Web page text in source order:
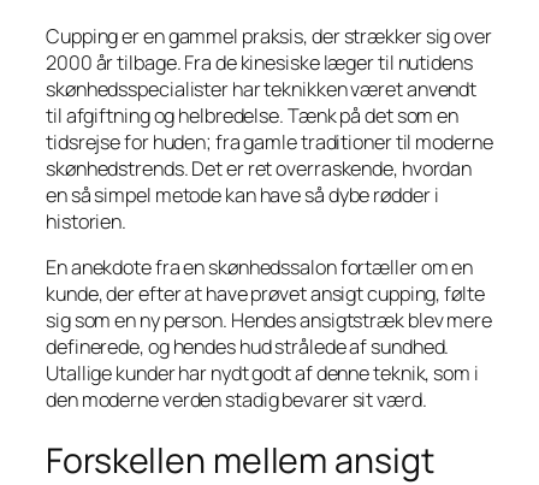
Cupping er en gammel praksis, der strækker sig over
2000 år tilbage. Fra de kinesiske læger til nutidens
skønhedsspecialister har teknikken været anvendt
til afgiftning og helbredelse. Tænk på det som en
tidsrejse for huden; fra gamle traditioner til moderne
skønhedstrends. Det er ret overraskende, hvordan
en så simpel metode kan have så dybe rødder i
historien.
En anekdote fra en skønhedssalon fortæller om en
kunde, der efter at have prøvet ansigt cupping, følte
sig som en ny person. Hendes ansigtstræk blev mere
definerede, og hendes hud strålede af sundhed.
Utallige kunder har nydt godt af denne teknik, som i
den moderne verden stadig bevarer sit værd.
Forskellen mellem ansigt